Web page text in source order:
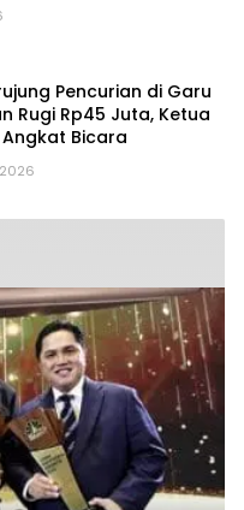
Pencurian di Garu
Rugi Rp45 Juta, Ketua
Bicara